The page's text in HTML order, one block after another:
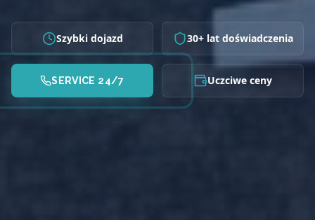
Szybki dojazd 30+ lat doświadczenia
SERVICE 24/7 Uczciwe ceny